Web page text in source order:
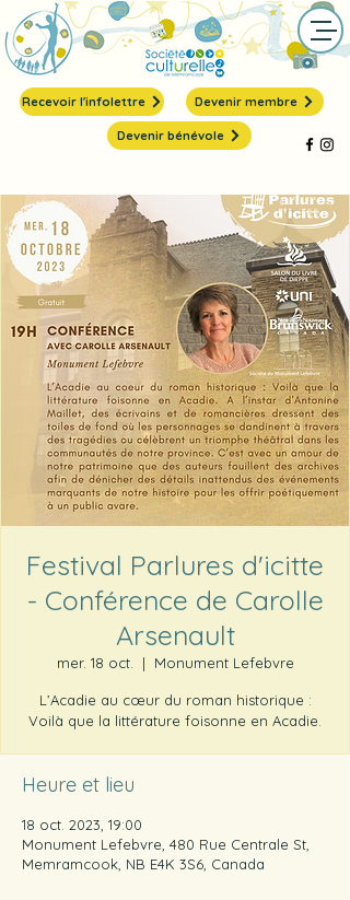
Recevoir l'infolettre Devenir membre
Devenir bénévole
Festival Parlures d'icitte
- Conférence de Carolle
Arsenault
mer. 18 oct.
  |
Monument Lefebvre
L’Acadie au cœur du roman historique :
Voilà que la littérature foisonne en Acadie.
Heure et lieu
18 oct. 2023, 19:00
Monument Lefebvre, 480 Rue Centrale St,
Memramcook, NB E4K 3S6, Canada